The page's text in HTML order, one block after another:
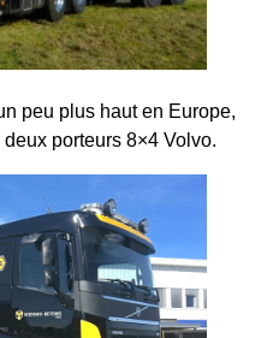
peu plus haut en Europe,
porteurs 8×4 Volvo.